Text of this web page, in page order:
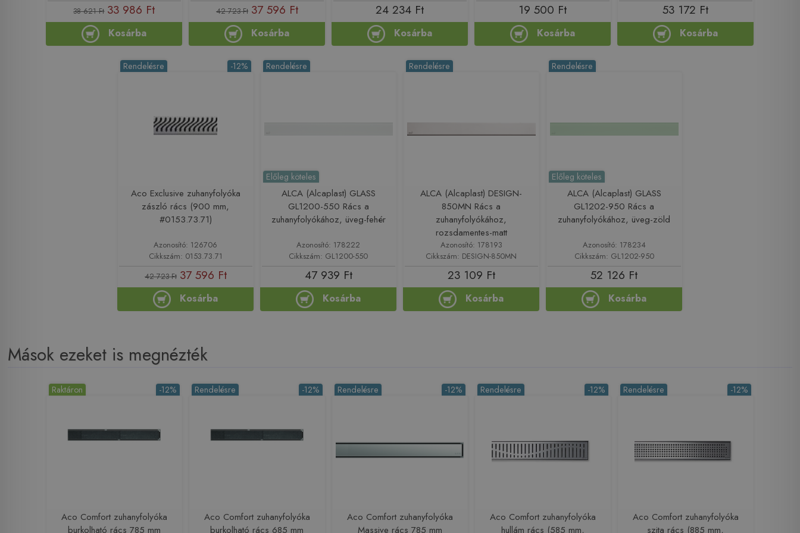
38 621 Ft 33 986 Ft
Kosárba
42 723 Ft 37 596 Ft
Kosárba
24 234 Ft
Kosárba
19 500 Ft
Kosárba
53 172 Ft
Kosárba
-12%
Rendelésre
Aco Exclusive zuhanyfolyóka
zászló rács (900 mm,
#0153.73.71)
Azonosító: 126706
Cikkszám: 0153.73.71
42 723 Ft 37 596 Ft
Kosárba
Rendelésre
Előleg köteles
ALCA (Alcaplast) GLASS
GL1200-550 Rács a
zuhanyfolyókához, üveg-fehér
Azonosító: 178222
Cikkszám: GL1200-550
47 939 Ft
Kosárba
Rendelésre
ALCA (Alcaplast) DESIGN-
850MN Rács a
zuhanyfolyókához,
rozsdamentes-matt
Azonosító: 178193
Cikkszám: DESIGN-850MN
23 109 Ft
Kosárba
Rendelésre
Előleg köteles
ALCA (Alcaplast) GLASS
GL1202-950 Rács a
zuhanyfolyókához, üveg-zöld
Azonosító: 178234
Cikkszám: GL1202-950
52 126 Ft
Kosárba
Mások ezeket is megnézték
-12%
Raktáron
Aco Comfort zuhanyfolyóka
burkolható rács 785 mm
-12%
Rendelésre
Aco Comfort zuhanyfolyóka
burkolható rács 685 mm
-12%
Rendelésre
Aco Comfort zuhanyfolyóka
Massive rács 785 mm
-12%
Rendelésre
Aco Comfort zuhanyfolyóka
hullám rács (585 mm,
-12%
Rendelésre
Aco Comfort zuhanyfolyóka
szita rács (885 mm,